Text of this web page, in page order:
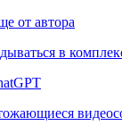
от автора
в